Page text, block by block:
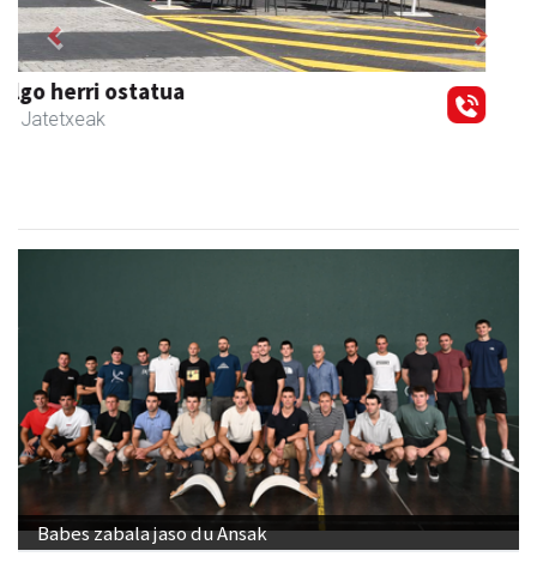
Adats ileapaindegi eta estetika
Andoain - Ile-apaindegiak
Previous Next
Babes zabala jaso du Ansak